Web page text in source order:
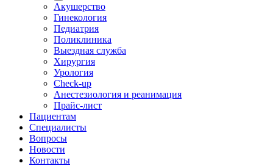
Акушерство
Гинекология
Педиатрия
Поликлиника
Выездная служба
Хирургия
Урология
Check-up
Анестезиология и реанимация
Прайс-лист
Пациентам
Специалисты
Вопросы
Новости
Контакты